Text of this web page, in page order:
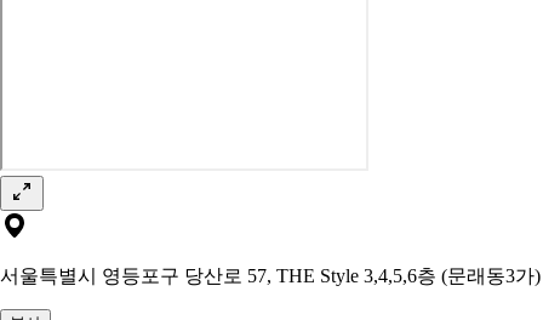
서울특별시 영등포구 당산로 57, THE Style 3,4,5,6층 (문래동3가)